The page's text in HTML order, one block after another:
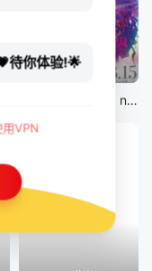
剧场版
剧场版 Fate/stay night [Heaven&#039;s Feel] III.spring song
待你体验!🌟
用VPN